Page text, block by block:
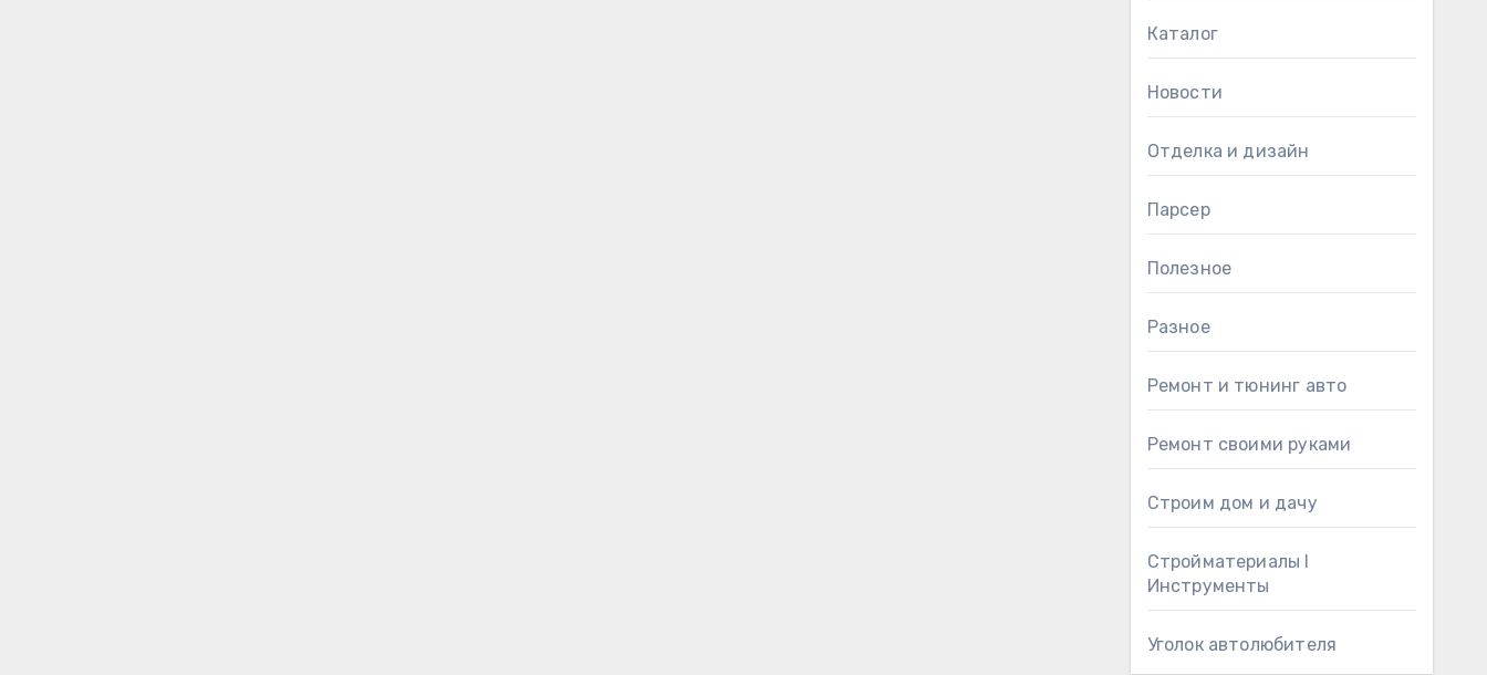
Каталог
Новости
Отделка и дизайн
Парсер
Полезное
Разное
Ремонт и тюнинг авто
Ремонт своими руками
Строим дом и дачу
Стройматериалы l
Инструменты
Уголок автолюбителя